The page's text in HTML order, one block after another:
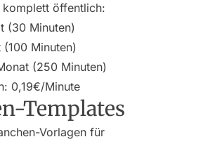
komplett öffentlich:
(30 Minuten)
Minuten)
(250 Minuten)
0,19€/Minute
Templates
Vorlagen für